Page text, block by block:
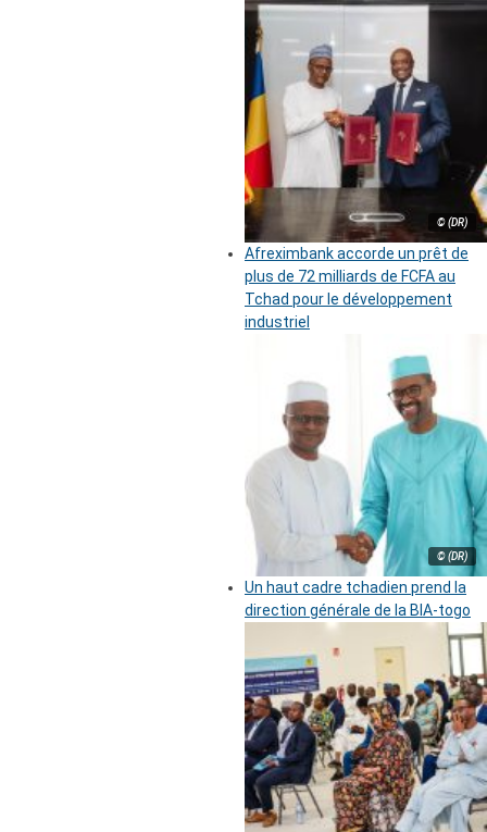
© (DR)
Afreximbank accorde un prêt de
plus de 72 milliards de FCFA au
Tchad pour le développement
industriel
© (DR)
Un haut cadre tchadien prend la
direction générale de la BIA-togo